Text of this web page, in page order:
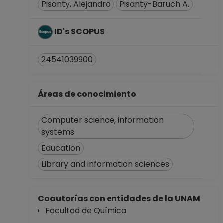
Pisanty, Alejandro Pisanty-Baruch A.
ID's SCOPUS
24541039900
Áreas de conocimiento
Computer science, information
systems
Education
Library and information sciences
Coautorías con entidades de la UNAM
Facultad de Química